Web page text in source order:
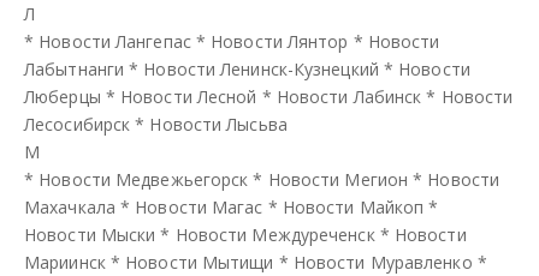
Л
* Новости Лангепас* Новости Лянтор * Новости
Лабытнанги * Новости Ленинск-Кузнецкий * Новости
Люберцы * Новости Лесной * Новости Лабинск * Новости
Лесосибирск * Новости Лысьва
М
* Новости Медвежьегорск * Новости Мегион * Новости
Махачкала * Новости Магас * Новости Майкоп *
Новости Мыски * Новости Междуреченск * Новости
Мариинск * Новости Мытищи * Новости Муравленко *